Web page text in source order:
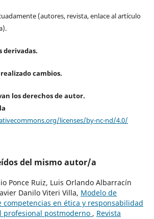
(autores, revista, enlace al artículo
derivadas.
cambios.
los derechos de autor.
licenses/by-nc-nd/4.0/
del mismo autor/a
Ponce Ruiz, Luis Orlando Albarracín
Danilo Viteri Villa, Modelo de
competencias en ética y responsabilidad
profesional postmoderno , Revista